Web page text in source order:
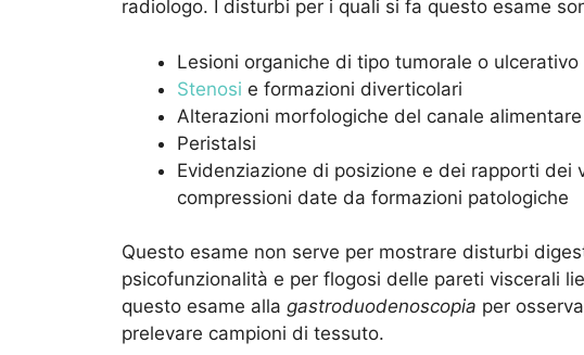
radiologo. I disturbi per i quali si fa questo esame
Lesioni organiche di tipo tumorale o ulcerativo
Stenosi e formazioni diverticolari
Alterazioni morfologiche del canale
Peristalsi
Evidenziazione di posizione e dei rapporti dei
compressioni date da formazioni patologiche
Questo esame non serve per mostrare disturbi
psicofunzionalità e per flogosi delle pareti viscerali
questo esame alla gastroduodenoscopia per
prelevare campioni di tessuto.